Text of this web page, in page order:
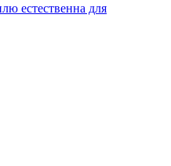
естественна для